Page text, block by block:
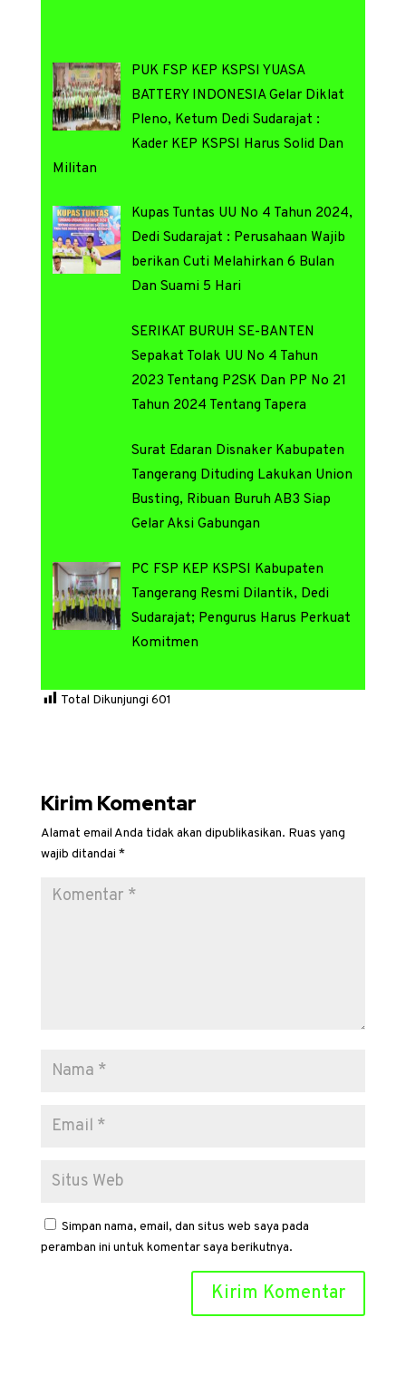
PUK FSP KEP KSPSI YUASA
BATTERY INDONESIA Gelar Diklat
Pleno, Ketum Dedi Sudarajat :
Kader KEP KSPSI Harus Solid Dan
Militan
Kupas Tuntas UU No 4 Tahun 2024,
Dedi Sudarajat : Perusahaan Wajib
berikan Cuti Melahirkan 6 Bulan
Dan Suami 5 Hari
SERIKAT BURUH SE-BANTEN
Sepakat Tolak UU No 4 Tahun
2023 Tentang P2SK Dan PP No 21
Tahun 2024 Tentang Tapera
Surat Edaran Disnaker Kabupaten
Tangerang Dituding Lakukan Union
Busting, Ribuan Buruh AB3 Siap
Gelar Aksi Gabungan
PC FSP KEP KSPSI Kabupaten
Tangerang Resmi Dilantik, Dedi
Sudarajat; Pengurus Harus Perkuat
Komitmen
Total Dikunjungi 601
Kirim Komentar
Alamat email Anda tidak akan dipublikasikan. Ruas yang
wajib ditandai *
Simpan nama, email, dan situs web saya pada
peramban ini untuk komentar saya berikutnya.